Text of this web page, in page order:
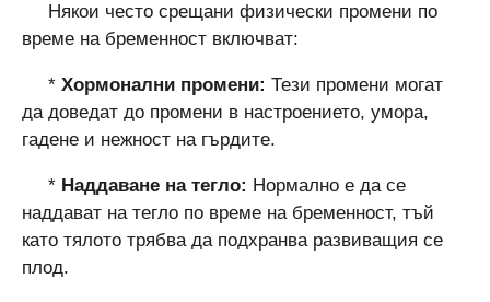
Някои често срещани физически промени по
време на бременност включват:
* Хормонални промени: Тези промени могат
да доведат до промени в настроението, умора,
гадене и нежност на гърдите.
* Наддаване на тегло: Нормално е да се
наддават на тегло по време на бременност, тъй
като тялото трябва да подхранва развиващия се
плод.